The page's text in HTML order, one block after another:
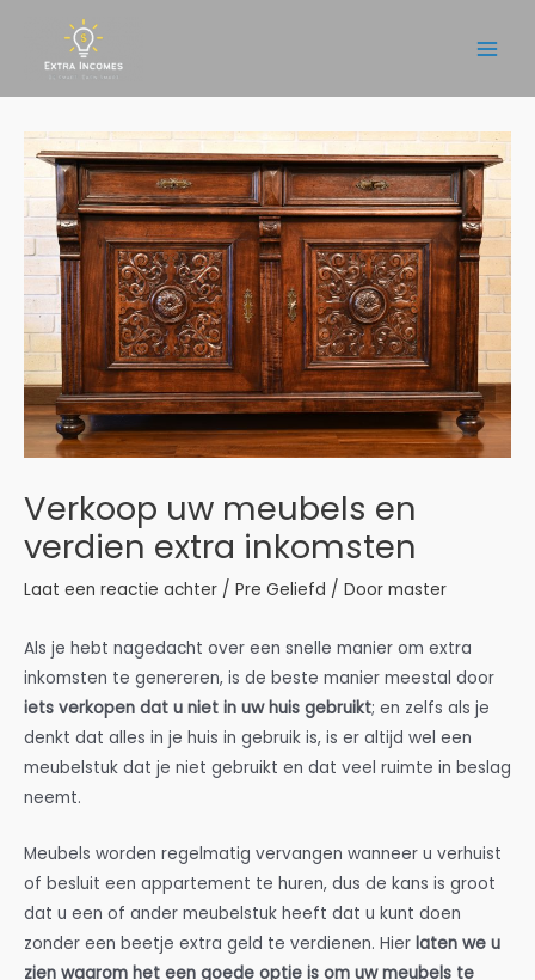
inhoud
Verkoop uw meubels en
verdien extra inkomsten
Laat een reactie achter / Pre Geliefd / Door master
Als je hebt nagedacht over een snelle manier om extra
inkomsten te genereren, is de beste manier meestal door
iets verkopen dat u niet in uw huis gebruikt; en zelfs als je
denkt dat alles in je huis in gebruik is, is er altijd wel een
meubelstuk dat je niet gebruikt en dat veel ruimte in beslag
neemt.
Meubels worden regelmatig vervangen wanneer u verhuist
of besluit een appartement te huren, dus de kans is groot
dat u een of ander meubelstuk heeft dat u kunt doen
zonder een beetje extra geld te verdienen. Hier laten we u
zien waarom het een goede optie is om uw meubels te